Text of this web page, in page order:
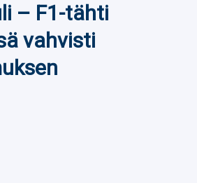
– F1-tähti
vahvisti